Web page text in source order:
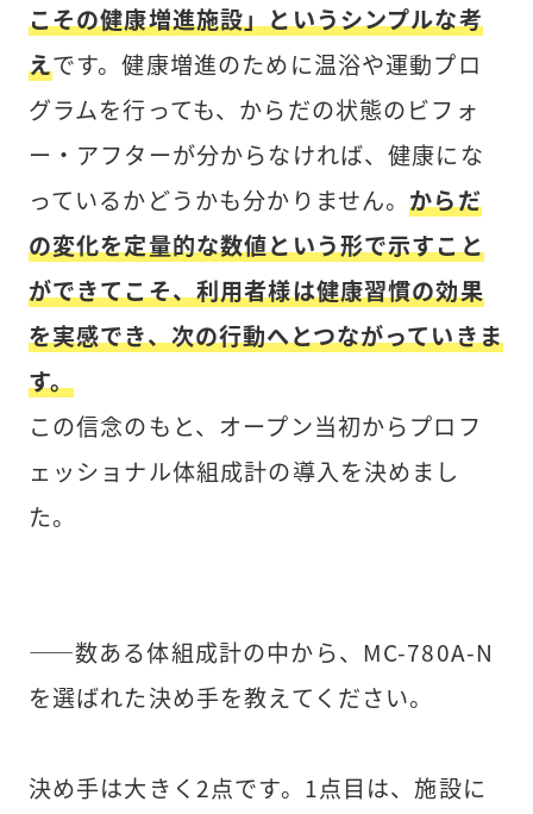
こその健康増進施設」というシンプルな考
えです。健康増進のために温浴や運動プロ
グラムを行っても、からだの状態のビフォ
ー・アフターが分からなければ、健康にな
っているかどうかも分かりません。からだ
の変化を定量的な数値という形で示すこと
ができてこそ、利用者様は健康習慣の効果
を実感でき、次の行動へとつながっていきま
す。
この信念のもと、オープン当初からプロフ
ェッショナル体組成計の導入を決めまし
た。
――数ある体組成計の中から、MC-780A-N
を選ばれた決め手を教えてください。
決め手は大きく2点です。1点目は、施設に